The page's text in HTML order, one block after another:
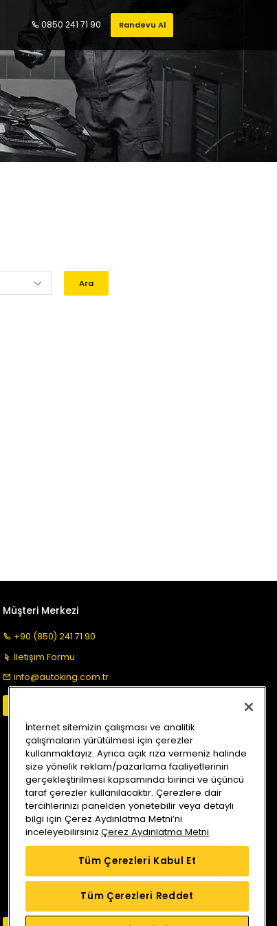
0850 241 71 90 Randevu Al
Ara
Müşteri Merkezi
+90 (850) 241 71 90
İletişim Formu
info@autoking.com.tr
İnternet sitemizin çalışması ve analitik
çalışmaların yürütülmesi için çerezler
kullanmaktayız. Ayrıca açık rıza vermeniz halinde
size yönelik reklam/pazarlama faaliyetlerinin
gerçekleştirilmesi kapsamında birinci ve üçüncü
taraf çerezler kullanılacaktır. Çerezlere dair
tercihlerinizi panelden yönetebilir veya detaylı
bilgi için Çerez Aydınlatma Metni’ni
inceleyebilirsiniz.Çerez Aydınlatma Metni
Tüm Çerezleri Kabul Et
Tüm Çerezleri Reddet